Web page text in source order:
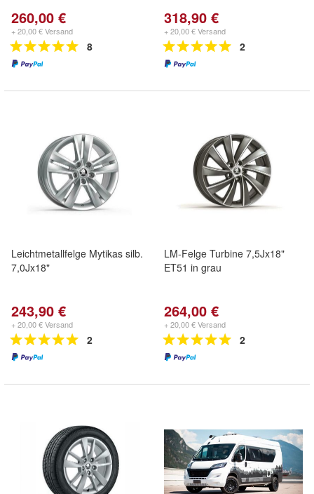
260,00 €
+ 20,00 € Versand
8
318,90 €
+ 20,00 € Versand
2
Leichtmetallfelge Mytikas silb.
7,0Jx18"
243,90 €
+ 20,00 € Versand
2
LM-Felge Turbine 7,5Jx18"
ET51 in grau
264,00 €
+ 20,00 € Versand
2